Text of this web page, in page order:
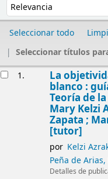
Seleccionar todo
Seleccionar títulos
1. La
blanco :
Teoría de
Mary Kelzi
Zapata ;
[tutor]
por Kelzi
Peña de
Detalles de